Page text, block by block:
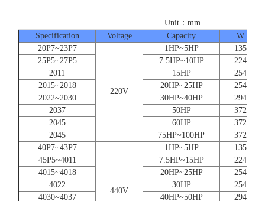
Unit：mm
Specification
Voltage Capacity
W
20P7~23P7
220V
1HP~5HP
135
25P5~27P5
7.5HP~10HP
224
2011
15HP
254
2015~2018
20HP~25HP
254
2022~2030
30HP~40HP
294
2037
50HP
372
2045
60HP
372
2045
75HP~100HP
372
40P7~43P7
440V
1HP~5HP
135
45P5~4011
7.5HP~15HP
224
4015~4018
20HP~25HP
254
4022
30HP
254
4030~4037
40HP~50HP
294